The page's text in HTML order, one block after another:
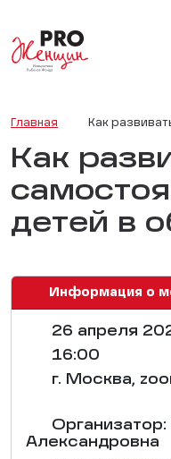
Главная Как
Как
детей в
Информация о
26 апреля
16:00
г. Москва,
Организатор:
Александровна